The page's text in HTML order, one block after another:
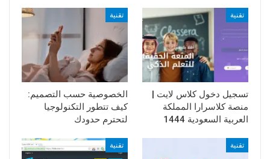
تقنية
تسجيل دخول كلاس لايت |
منصة كلاسرارا المملكة
العربية السعودية 1444
تقنية
الخصوصية حسب التصميم:
كيف تتطور التكنولوجيا
لتحترم حدودك
تقنية تقنية